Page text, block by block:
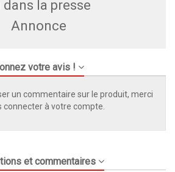
dans la presse
Annonce
votre avis !
un commentaire sur le produit, merci
connecter à votre compte.
et commentaires